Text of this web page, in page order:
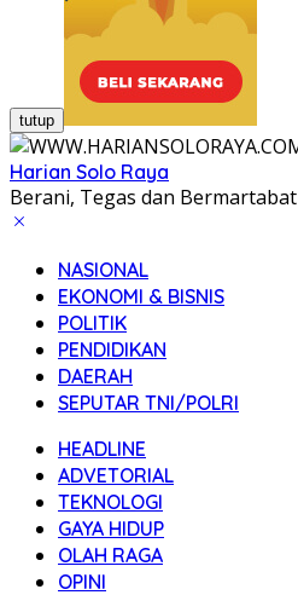
tutup
Harian Solo Raya
Berani, Tegas dan Bermartabat
NASIONAL
EKONOMI & BISNIS
POLITIK
PENDIDIKAN
DAERAH
SEPUTAR TNI/POLRI
HEADLINE
ADVETORIAL
TEKNOLOGI
GAYA HIDUP
OLAH RAGA
OPINI